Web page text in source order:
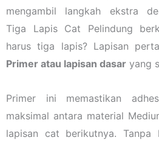
mengambil langkah ekstra
Tiga Lapis Cat Pelindung
harus tiga lapis? Lapisan
Primer atau lapisan dasar yang
Primer ini memastikan
maksimal antara material
lapisan cat berikutnya.